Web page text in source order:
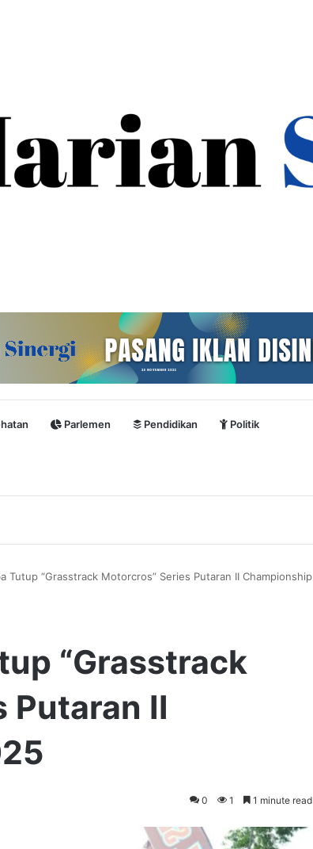
Parlemen Pendidikan Politik
Tutup “Grasstrack Motorcros” Series Putaran II Championship
“Grasstrack
Putaran II
0 1 1 minute read